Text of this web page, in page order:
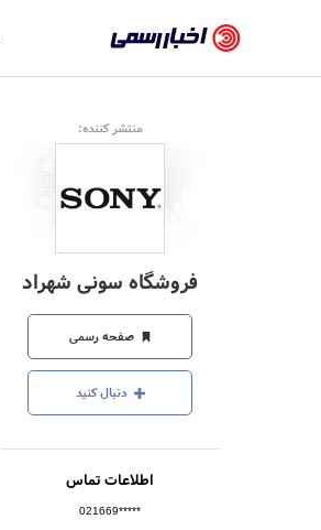
رسمی
-
اخبار
تایید
شرکت‌ها،
سازمان‌ها
و
روابط
عمومی‌ها
منتشر کننده:
فروشگاه سونی شهراد
صفحه رسمی
دنبال کنید
اطلاعات تماس
021669*****